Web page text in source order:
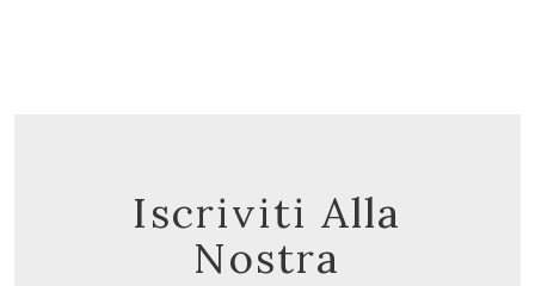
Iscriviti Alla
Nostra